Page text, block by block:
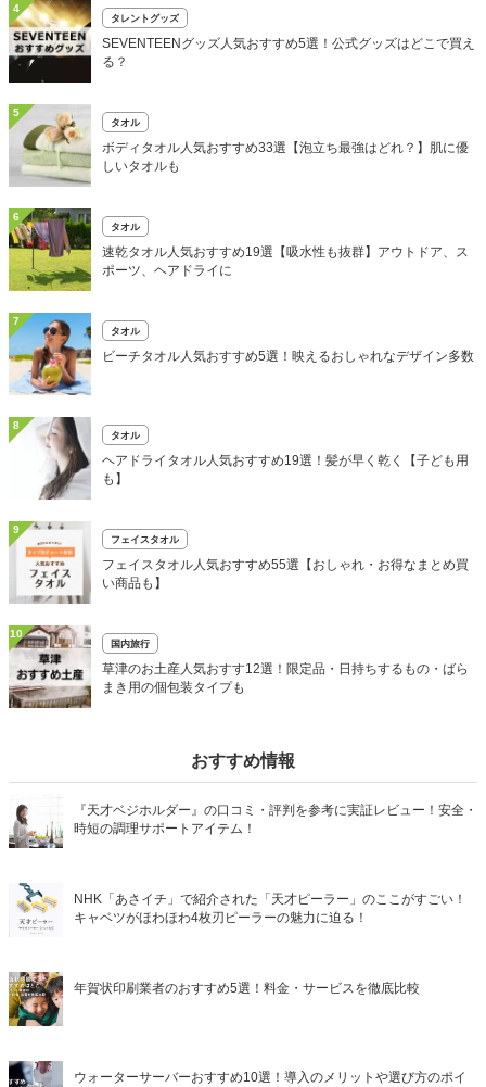
4
タレントグッズ
SEVENTEENグッズ人気おすすめ5選！公式グッズはどこで買え
る？
5
タオル
ボディタオル人気おすすめ33選【泡立ち最強はどれ？】肌に優
しいタオルも
6
タオル
速乾タオル人気おすすめ19選【吸水性も抜群】アウトドア、ス
ポーツ、ヘアドライに
7
タオル
ビーチタオル人気おすすめ5選！映えるおしゃれなデザイン多数
8
タオル
ヘアドライタオル人気おすすめ19選！髪が早く乾く【子ども用
も】
9
フェイスタオル
フェイスタオル人気おすすめ55選【おしゃれ・お得なまとめ買
い商品も】
10
国内旅行
草津のお土産人気おすす12選！限定品・日持ちするもの・ばら
まき用の個包装タイプも
おすすめ情報
『天才ベジホルダー』の口コミ・評判を参考に実証レビュー！安全・
時短の調理サポートアイテム！
NHK「あさイチ」で紹介された「天才ピーラー」のここがすごい！
キャベツがほわほわ4枚刃ピーラーの魅力に迫る！
年賀状印刷業者のおすすめ5選！料金・サービスを徹底比較
ウォーターサーバーおすすめ10選！導入のメリットや選び方のポイ